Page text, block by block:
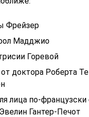
Фрейзер
Мадджио
Горевой
доктора Роберта
лица по-французски
Гантер-Печот